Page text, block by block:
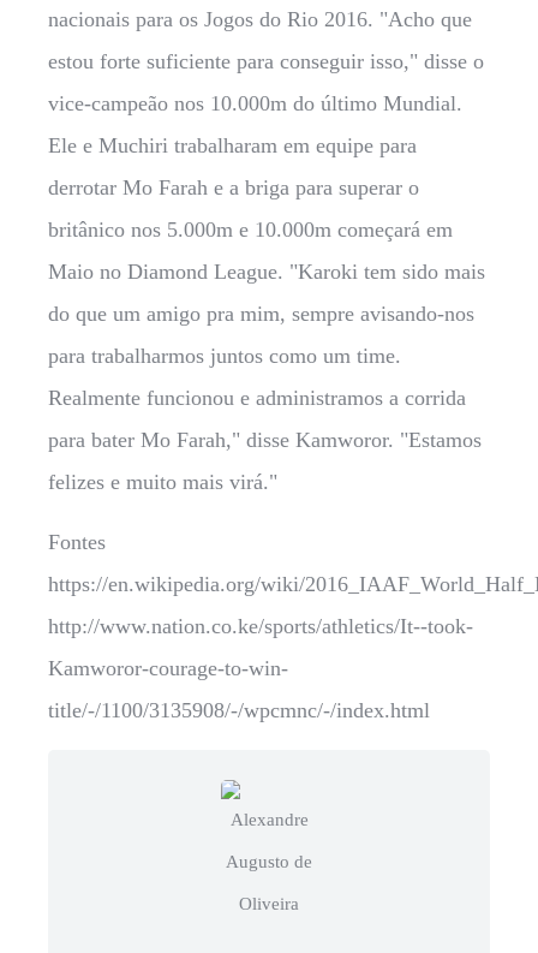
nacionais para os Jogos do Rio 2016. "Acho que
estou forte suficiente para conseguir isso," disse o
vice-campeão nos 10.000m do último Mundial.
Ele e Muchiri trabalharam em equipe para
derrotar Mo Farah e a briga para superar o
britânico nos 5.000m e 10.000m começará em
Maio no Diamond League. "Karoki tem sido mais
do que um amigo pra mim, sempre avisando-nos
para trabalharmos juntos como um time.
Realmente funcionou e administramos a corrida
para bater Mo Farah," disse Kamworor. "Estamos
felizes e muito mais virá."
Fontes
https://en.wikipedia.org/wiki/
http://www.nation.co.ke/sports/athletics/It--took-
Kamworor-courage-to-win-
title/-/1100/3135908/-/wpcmnc/-/index.html